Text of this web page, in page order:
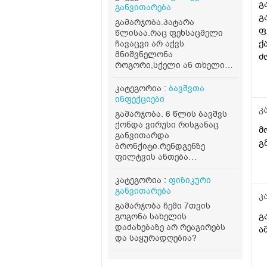
განვითარება
გამარჯობა.პატარა
წლისაა.რაც ფეხსაცმელი
ჩავაცვი არ აქვს
მნიშვნელონა
როგორი,სქელი ან თხელი
წინდა,რეიტუზი,სულ
ეოფლება
ფეხი,უნოტიოვდება რაც
სველივით.სხვა ადგილებში
არ აღენიშნება
ოფლიანობა.ფეხზე დადის
უკვე არის ძალიან
მოძრავი,ღამე არ
ოფლიანობს,არც თავზე არც
ფეხზე
კატეგორია : ბავშვთა
ინფექციები
გამარჯობა. 6 წლის ბავშვს
ქონდა ვირუსი რისგანაც
განვითარდა
ბრონქიტი.რენდგენზე
ფილტვის ანთება
დაზუსტებით არ ჩანდა.
დაუნიშნეს ინგალაციები და
ანტიბიოტიკები. მოვრჩით
1 კვირაა მაგრამ ხველა
მაინც აქვს დარჩენილი
ლორწოთი(რომელსაც ვერ
იღებს) რა შეიძლება
მოვიმოქმედოთ ამ დროს ?
კატეგორია : ფიზიკური
განვითარება
გამარჯობა ჩემი 7თვის
გოგონა სახელის
დაძახებაზე არ რეაგირებს
და საყურადღებია?